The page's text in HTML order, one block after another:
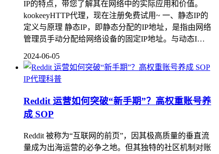
IP的特点，带您了解其在网络中的实际应用和价值。
kookeeyHTTP代理，现在注册免费试用~ 一、静态IP的
定义与原理 静态IP，即静态分配的IP地址，是指由网络
管理员手动分配给网络设备的固定IP地址。与动态I…
2024-06-05
IP代理科普
Reddit 运营如何突破“新手期”？高权重账号养
成 SOP
Reddit 被称为“互联网的前页”，因其极高质量的垂直流
量成为出海运营的必争之地。但其独特的社区机制对账